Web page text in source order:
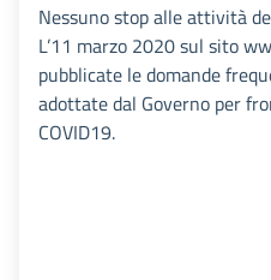
Nessuno stop alle attività
L’11 marzo 2020 sul sito
pubblicate le domande
adottate dal Governo per
COVID19.